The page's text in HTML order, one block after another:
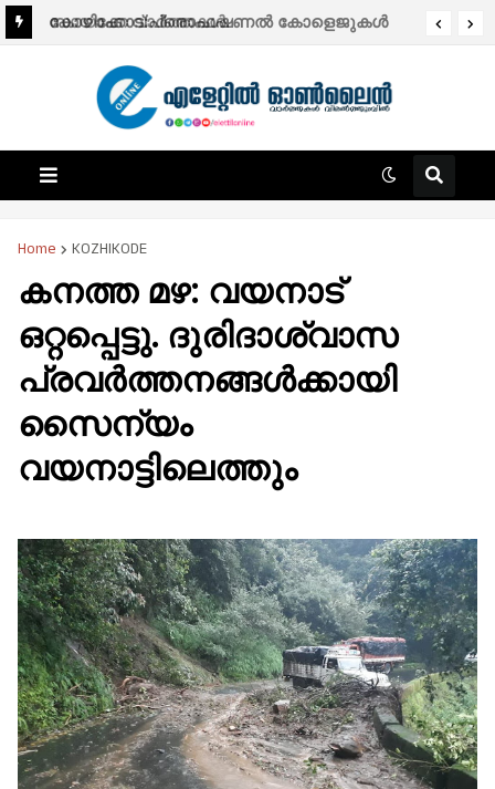
കോഴിക്കോട്:പ്രൊഫഷണൽ കോളെജുകൾ
(ശനി) അവധി.
സായാഹ്ന വാര്‍ത്തകള്‍.
Home KOZHIKODE
കനത്ത മഴ: വയനാട്
ഒറ്റപ്പെട്ടു. ദുരിദാശ്വാസ
പ്രവർത്തനങ്ങള്‍ക്കായി
സൈന്യം
വയനാട്ടിലെത്തും